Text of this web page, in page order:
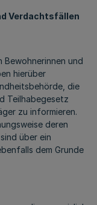
Verdachtsfällen
Bewohnerinnen und
hierüber
die
Teilhabegesetz
zu informieren.
deren
über ein
dem Grunde